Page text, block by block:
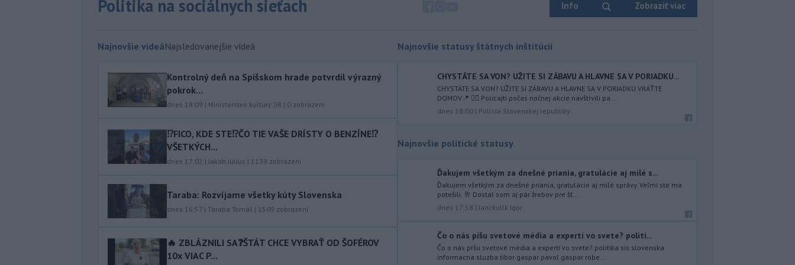
zosuvy pôdy.
hydrometeorologický ústav (SHMÚ)
pred búrkami vo
viacerých okresoch stredného a
východného Slovenska. Vydal preto
výstrahu prvého stupňa.
- Ministerstvo vnútra (MV) SR
(NBÚ) o nezávislé odborné posúdenie
dodaných radarových zariadení, ktoré
sú v pilotnej prevádzke.
horúčavy a nedostatok pitnej vody
boli do odvolania vyhlásené
mimoriadne situácie v obciach Nižný
Politika na sociálnych sieťach Info Zobraziť viac
Najnovšie videáNajsledovanejšie videá
Kontrolný deň na Spišskom hrade potvrdil výrazný
pokrok...
dnes 18:09 | Ministerstvo kultúry SR | 0 zobrazení
⁉️FICO, KDE STE⁉️ČO TIE VAŠE DRÍSTY O BENZÍNE⁉️
VŠETKÝCH...
dnes 17:02 |Jakab Július | 1139 zobrazení
Taraba: Rozvíjame všetky kúty Slovenska
dnes 16:57 | Taraba Tomáš | 1509 zobrazení
🔥 ZBLÁZNILI SA❓️ŠTÁT CHCE VYBRAŤ OD ŠOFÉROV
10x VIAC P...
Najnovšie statusy štátnych inštitúcií
CHYSTÁTE SA VON? UŽITE SI ZÁBAVU A HLAVNE SA V PORIADKU...
CHYSTÁTE SA VON? UŽITE SI ZÁBAVU A HLAVNE SA V PORIADKU VRÁŤTE
DOMOV📍 👮‍♂️ Policajti počas nočnej akcie navštívili pa...
dnes 18:00 | Polícia Slovenskej republiky
Najnovšie politické statusy
Ďakujem všetkým za dnešné priania, gratulácie aj milé s...
Ďakujem všetkým za dnešné priania, gratulácie aj milé správy. Veľmi ste ma
potešili. 🥂 Dostal som aj pár žrebov pre šť...
dnes 17:58 |Janckulík Igor
Čo o nás píšu svetové média a experti vo svete? politi...
Čo o nás píšu svetové média a experti vo svete? politika sis slovenska
informacna sluzba tibor gaspar pavol gaspar robe...